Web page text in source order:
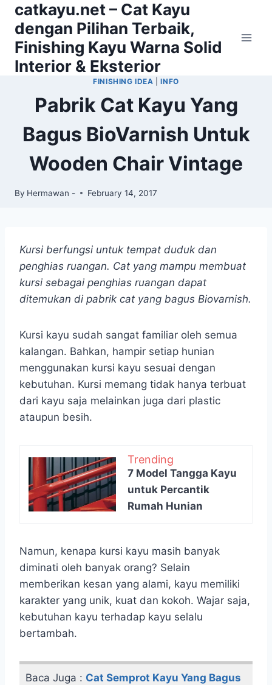
Skip
content
catkayu.net – Cat Kayu
dengan Pilihan Terbaik,
Finishing Kayu Warna Solid
Interior & Eksterior
FINISHING IDEA |INFO
Pabrik Cat Kayu Yang
Bagus BioVarnish Untuk
Wooden Chair Vintage
By Hermawan - February 14, 2017
Kursi berfungsi untuk tempat duduk dan
penghias ruangan. Cat yang mampu membuat
kursi sebagai penghias ruangan dapat
ditemukan di pabrik cat yang bagus Biovarnish.
Kursi kayu sudah sangat familiar oleh semua
kalangan. Bahkan, hampir setiap hunian
menggunakan kursi kayu sesuai dengan
kebutuhan. Kursi memang tidak hanya terbuat
dari kayu saja melainkan juga dari plastic
ataupun besih.
Trending
7 Model Tangga Kayu
untuk Percantik
Rumah Hunian
Namun, kenapa kursi kayu masih banyak
diminati oleh banyak orang? Selain
memberikan kesan yang alami, kayu memiliki
karakter yang unik, kuat dan kokoh. Wajar saja,
kebutuhan kayu terhadap kayu selalu
bertambah.
Baca Juga : Cat Semprot Kayu Yang Bagus